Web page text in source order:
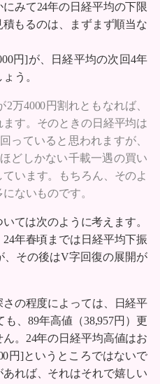
みて24年の日経平均の下限
積もるのは、まずまず順当な
円]が、日経平均の次回4年
う。
万4000円割れともなれば、
す。そのときの日経平均は
っていると思われますが、
どしかない千載一遇の買い
います。もちろん、そのよ
ないものです。
ては次のように考えます。
年春頃までは日経平均下振
、その後はV字回復の展開が
の程度によっては、日経平
、89年高値（38,957円）更
。24年の日経平均高値はお
円]というところではないで
れば、それはそれで嬉しい